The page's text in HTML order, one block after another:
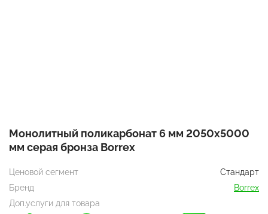
Монолитный поликарбонат 6 мм 2050х5000
мм серая бронза Borrex
Ценовой сегмент
Стандарт
Бренд
Borrex
Доп.услуги для товара